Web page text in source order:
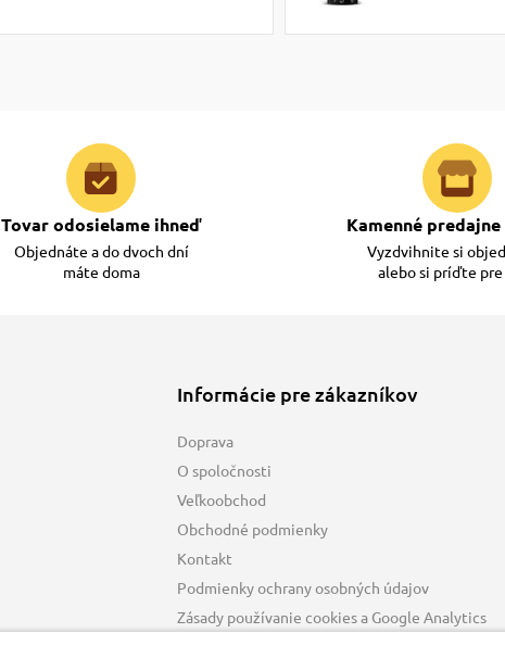
Tovar odosielame ihneď
Objednáte a do dvoch dní
máte doma
Kamenné predajne
Vyzdvihnite si
alebo si príďte pre
Informácie pre zákazníkov
Doprava
O spoločnosti
Veľkoobchod
Obchodné podmienky
Kontakt
Podmienky ochrany osobných údajov
Zásady používanie cookies a Google Analytics